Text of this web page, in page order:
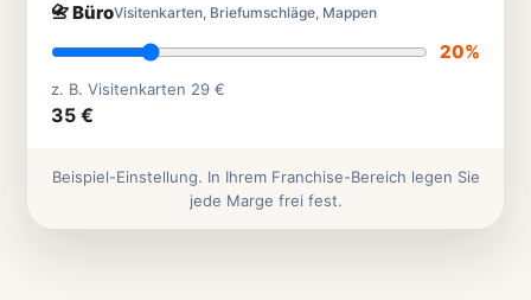
📇 BüroVisitenkarten, Briefumschläge, Mappen
20%
z. B. Visitenkarten 29 €
35 €
Beispiel-Einstellung. In Ihrem Franchise-Bereich legen Sie
jede Marge frei fest.